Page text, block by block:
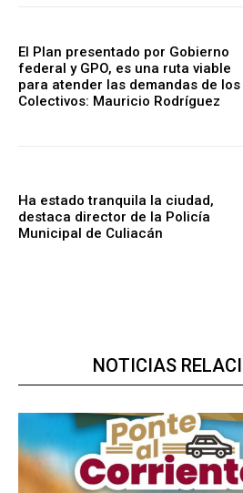
El Plan presentado por Gobierno
federal y GPO, es una ruta viable
para atender las demandas de los
Colectivos: Mauricio Rodríguez
Ha estado tranquila la ciudad,
destaca director de la Policía
Municipal de Culiacán
NOTICIAS